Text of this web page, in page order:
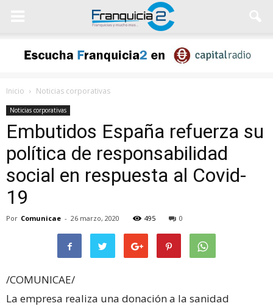
Inicio Noticias corporativas
Noticias corporativas
Embutidos España refuerza su
política de responsabilidad
social en respuesta al Covid-
19
Por Comunicae - 26 marzo, 2020 495 0
/COMUNICAE/
La empresa realiza una donación a la sanidad